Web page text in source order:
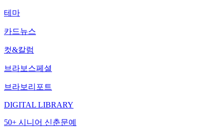
테마
카드뉴스
컷&칼럼
브라보스페셜
브라보리포트
DIGITAL LIBRARY
50+ 시니어 신춘문예